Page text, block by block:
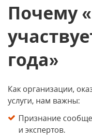
Почему
года»
Как организации,
услуги, нам важны:
Признание
и экспертов.